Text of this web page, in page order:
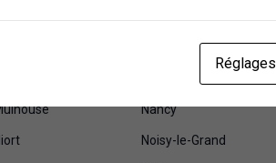
Issy-les-Moulineaux
Levallois-Perret
Nancy
Noisy-le-Grand
Réglages